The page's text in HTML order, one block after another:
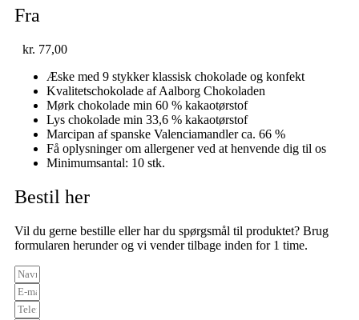
Fra
kr. 77,00
Æske med 9 stykker klassisk chokolade og konfekt
Kvalitetschokolade af Aalborg Chokoladen
Mørk chokolade min 60 % kakaotørstof
Lys chokolade min 33,6 % kakaotørstof
Marcipan af spanske Valenciamandler ca. 66 %
Få oplysninger om allergener ved at henvende dig til os
Minimumsantal: 10 stk.
Bestil her
Vil du gerne bestille eller har du spørgsmål til produktet? Brug
formularen herunder og vi vender tilbage inden for 1 time.